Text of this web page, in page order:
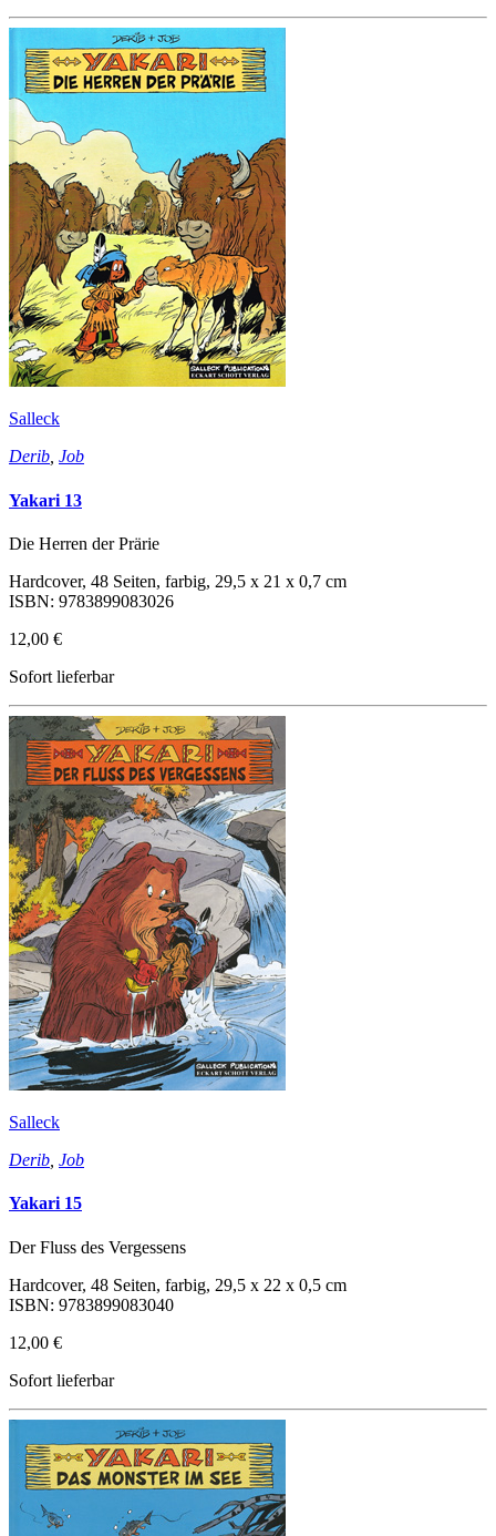
Salleck
Derib, Job
Yakari 13
Die Herren der Prärie
Hardcover, 48 Seiten, farbig, 29,5 x 21 x 0,7 cm
ISBN: 9783899083026
12,00 €
Sofort lieferbar
Salleck
Derib Job
Yakari 15
Der Fluss des Vergessens
Hardcover, 48 Seiten, farbig, 29,5 x 22 x 0,5 cm
ISBN: 9783899083040
12,00 €
Sofort lieferbar